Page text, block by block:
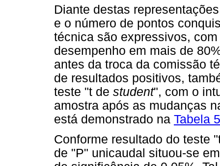
Diante destas
e o número de pontos
técnica são expressivos,
desempenho em mais de
antes da troca da comissão
de resultados positivos,
teste "t de student", com o
amostra após as mudanças
está demonstrado na Tabela 5
Conforme resultado do teste
de "P" unicaudal situou-se